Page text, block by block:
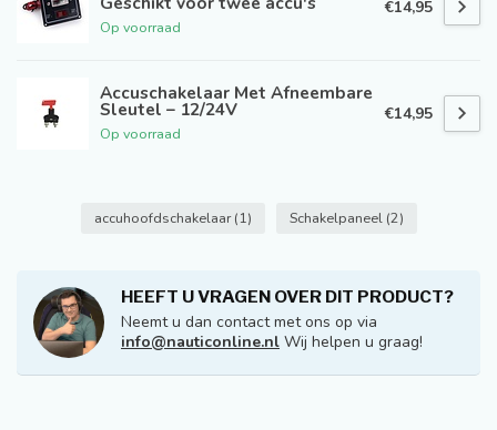
Op voorraad
€14,95
Accuschakelaar Met Afneembare
Sleutel – 12/24V
Op voorraad
€14,95
accuhoofdschakelaar(1) Schakelpaneel (2)
HEEFT U VRAGEN OVER DIT PRODUCT?
Neemt u dan contact met ons op via
info@nauticonline.nl Wij helpen u graag!